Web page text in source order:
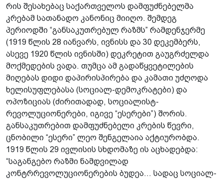
რის შესახებაც საქართველოს დამფუძნებელმა
კრებამ სათანადო კანონიც მიიღო. შემდეგ
პერიოდში “განსაკუთრებულ რაზმს” რამდენჯერმე
(1919 წლის 28 იანვარს, ივნისს და 30 დეკემბერს,
ასევე 1920 წლის ივნისში) დეკრეტით გაუგრძელდა
მოქმედების ვადა. თუმცა ამ გადაწყვეტილების
მიღებას დიდი დაპირისპირება და კამათი უძღოდა
ხელისუფლებასა (სოციალ-დემოკრატები) და
ოპოზიციას (ძირითადად, სოციალისტ-
რევოლუციონერები, იგივე “ესერები”) შორის.
განსაკუთრებით დამფუძნებელი კრების წევრი,
ცნობილი “ესერი” ლეო შენგელაია აქტიურობდა.
1919 წლის 29 ივლისის სხდომაზე ის აცხადებდა:
“საგანგებო რაზმი ნამდვილად
კონტრრევოლუციონერების ბუდეა... სადაც სოციალ-